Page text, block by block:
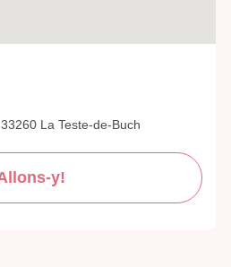
La Teste-de-Buch
y!